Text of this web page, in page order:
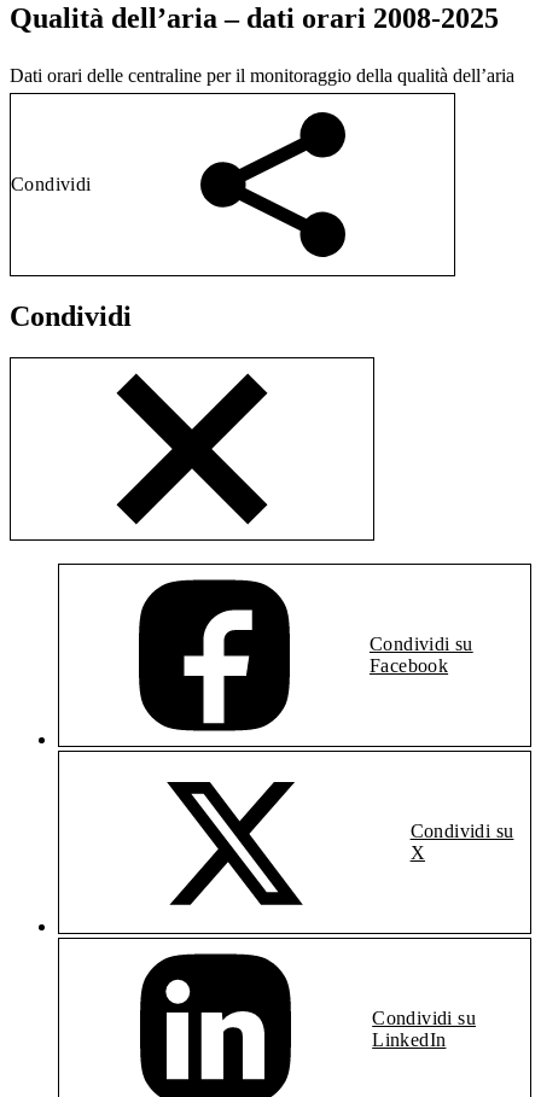
Qualità dell’aria – dati orari 2008-2025
Dati orari delle centraline per il monitoraggio della qualità dell’aria
Condividi
Condividi
Condividi su
Facebook
Condividi su
X
Condividi su
LinkedIn